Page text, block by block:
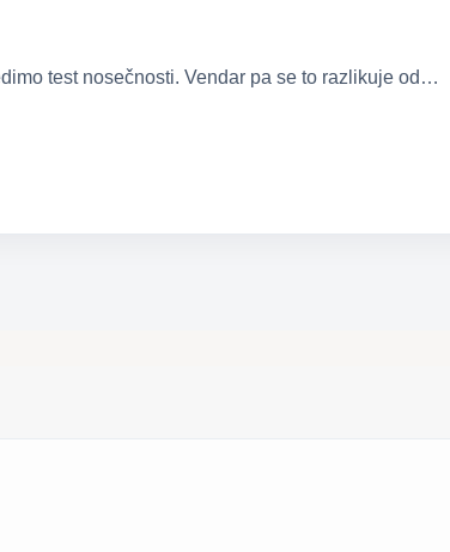
test nosečnosti. Vendar pa se to razlikuje od…